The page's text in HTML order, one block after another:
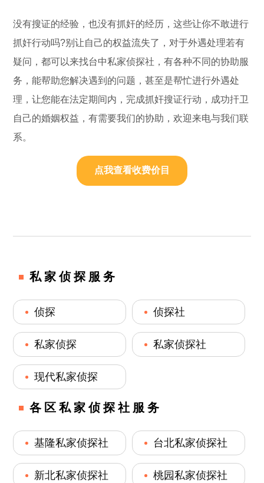
没有搜证的经验，也没有抓奸的经历，这些让你不敢进行
抓奸行动吗?别让自己的权益流失了，对于外遇处理若有
疑问，都可以来找台中私家侦探社，有各种不同的协助服
务，能帮助您解决遇到的问题，甚至是帮忙进行外遇处
理，让您能在法定期间内，完成抓奸搜证行动，成功扞卫
自己的婚姻权益，有需要我们的协助，欢迎来电与我们联
系。
点我查看收费价目
私家侦探服务
侦探 侦探社
私家侦探 私家侦探社
现代私家侦探
各区私家侦探社服务
基隆私家侦探社 台北私家侦探社
新北私家侦探社 桃园私家侦探社